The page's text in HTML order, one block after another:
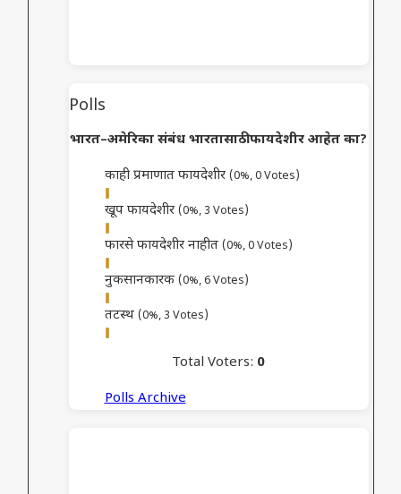
Polls
भारत–अमेरिका संबंध भारतासाठी फायदेशीर आहेत का?
काही प्रमाणात फायदेशीर (0%, 0 Votes)
खूप फायदेशीर (0%, 3 Votes)
फारसे फायदेशीर नाहीत (0%, 0 Votes)
नुकसानकारक (0%, 6 Votes)
तटस्थ (0%, 3 Votes)
Total Voters: 0
Polls Archive